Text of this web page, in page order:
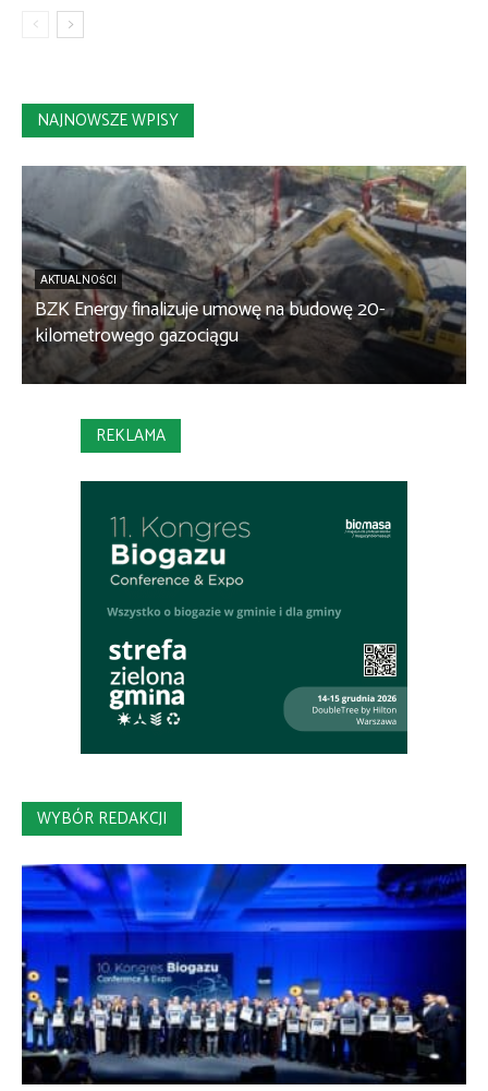
NAJNOWSZE WPISY
AKTUALNOŚCI
BZK Energy finalizuje umowę na budowę 20-
kilometrowego gazociągu
REKLAMA
WYBÓR REDAKCJI